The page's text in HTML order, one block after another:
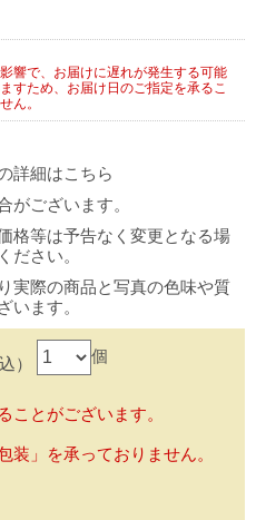
響で、お届けに遅れが発生する可能
すため、お届け日のご指定を承るこ
ん。
詳細はこちら
がございます。
格等は予告なく変更となる場
ださい。
実際の商品と写真の色味や質
います。
） 個
とがございます。
」を承っておりません。